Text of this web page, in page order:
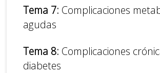
Tema 7: Complicaciones
agudas
Tema 8: Complicaciones
diabetes